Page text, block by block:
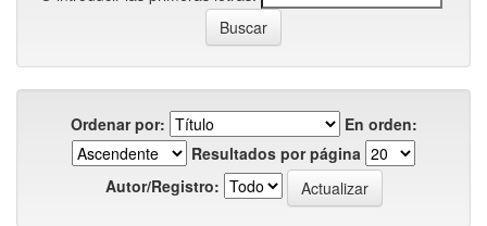
Ordenar por:
En orden:
Resultados por página
Autor/Registro: